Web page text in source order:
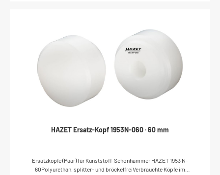
HAZET Ersatz-Kopf 1953N-060 · 60 mm
Ersatzköpfe (Paar) für Kunststoff-Schonhammer HAZET 1953 N-
60Polyurethan, splitter- und bröckelfreiVerbrauchte Köpfe im